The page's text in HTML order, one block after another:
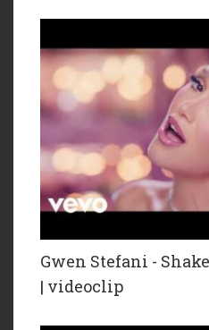
Gwen Stefani -
| videoclip